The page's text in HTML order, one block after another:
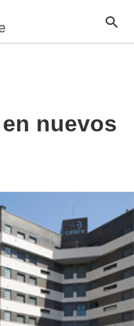
nuevos